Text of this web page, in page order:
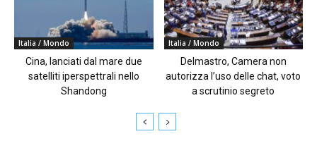
Italia / Mondo
Cina, lanciati dal mare due
satelliti iperspettrali nello
Shandong
Italia / Mondo
Delmastro, Camera non
autorizza l’uso delle chat, voto
a scrutinio segreto